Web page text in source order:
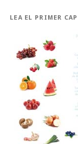
LEA EL PRIMER